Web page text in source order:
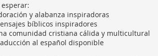
esperar:
y alabanza inspiradoras
bíblicos inspiradores
comunidad cristiana cálida y multicultural
al español disponible